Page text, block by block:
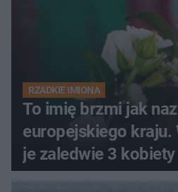
RZADKIE IMIONA
To imię brzmi jak
europejskiego kraju.
je zaledwie 3 kobiety